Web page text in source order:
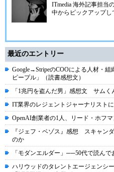
ITmedia 海外記事担当
中からピックアップし
最近のエントリー
Google→StripeのCOOによる人材・組
ピープル」（読書感想文）
「1兆円を盗んだ男」感想文 サム
IT業界のレジェントジャーナリスト
OpenAI創業者の1人、リード・ホフマ
『ジェフ・ベゾス』感想 スキャン
のか
「モダンエルダー」──50代で読んで
ハリウッドのタレントエージェンシ